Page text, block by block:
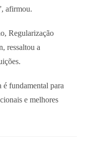
afirmou.
Regularização
ressaltou a
fundamental para
e melhores